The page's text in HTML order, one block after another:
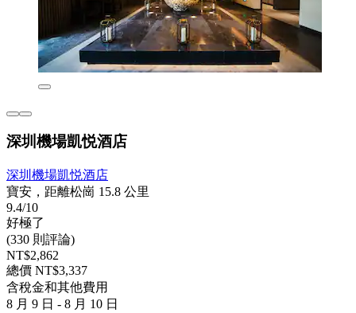
深圳機場凱悦酒店
深圳機場凱悦酒店
寶安，距離松崗 15.8 公里
9.4/10
好極了
(330 則評論)
NT$2,862
總價 NT$3,337
含稅金和其他費用
8 月 9 日 - 8 月 10 日